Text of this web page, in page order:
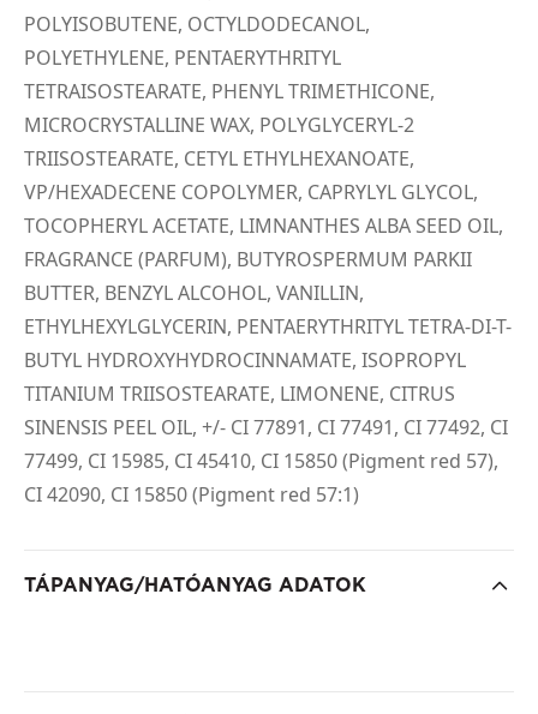
POLYISOBUTENE, OCTYLDODECANOL,
POLYETHYLENE, PENTAERYTHRITYL
TETRAISOSTEARATE, PHENYL TRIMETHICONE,
MICROCRYSTALLINE WAX, POLYGLYCERYL-2
TRIISOSTEARATE, CETYL ETHYLHEXANOATE,
VP/HEXADECENE COPOLYMER, CAPRYLYL GLYCOL,
TOCOPHERYL ACETATE, LIMNANTHES ALBA SEED OIL,
FRAGRANCE (PARFUM), BUTYROSPERMUM PARKII
BUTTER, BENZYL ALCOHOL, VANILLIN,
ETHYLHEXYLGLYCERIN, PENTAERYTHRITYL TETRA-DI-T-
BUTYL HYDROXYHYDROCINNAMATE, ISOPROPYL
TITANIUM TRIISOSTEARATE, LIMONENE, CITRUS
SINENSIS PEEL OIL, +/- CI 77891, CI 77491, CI 77492, CI
77499, CI 15985, CI 45410, CI 15850 (Pigment red 57),
CI 42090, CI 15850 (Pigment red 57:1)
TÁPANYAG/HATÓANYAG ADATOK